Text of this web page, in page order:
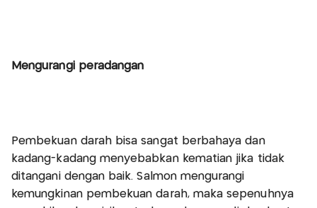
Mengurangi peradangan
Pembekuan darah bisa sangat berbahaya dan
kadang-kadang menyebabkan kematian jika tidak
ditangani dengan baik. Salmon mengurangi
kemungkinan pembekuan darah, maka sepenuhnya